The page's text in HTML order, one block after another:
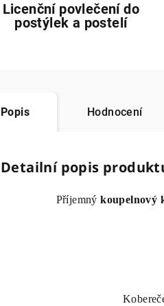
Licenční povlečení do
postýlek a postelí
Popis Hodnocení
Detailní popis
Příjemnýkoupelnový